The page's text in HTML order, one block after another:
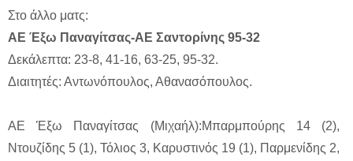
Στο άλλο ματς:
ΑΕ Έξω Παναγίτσας-ΑΕ Σαντορίνης 95-32
Δεκάλεπτα: 23-8, 41-16, 63-25, 95-32.
Διαιτητές: Αντωνόπουλος, Αθανασόπουλος.
ΑΕ Έξω Παναγίτσας (Μιχαήλ):Μπαρμπούρης 14 (2),
Ντουζίδης 5 (1), Τόλιος 3, Καρυστινός 19 (1), Παρμενίδης 2,